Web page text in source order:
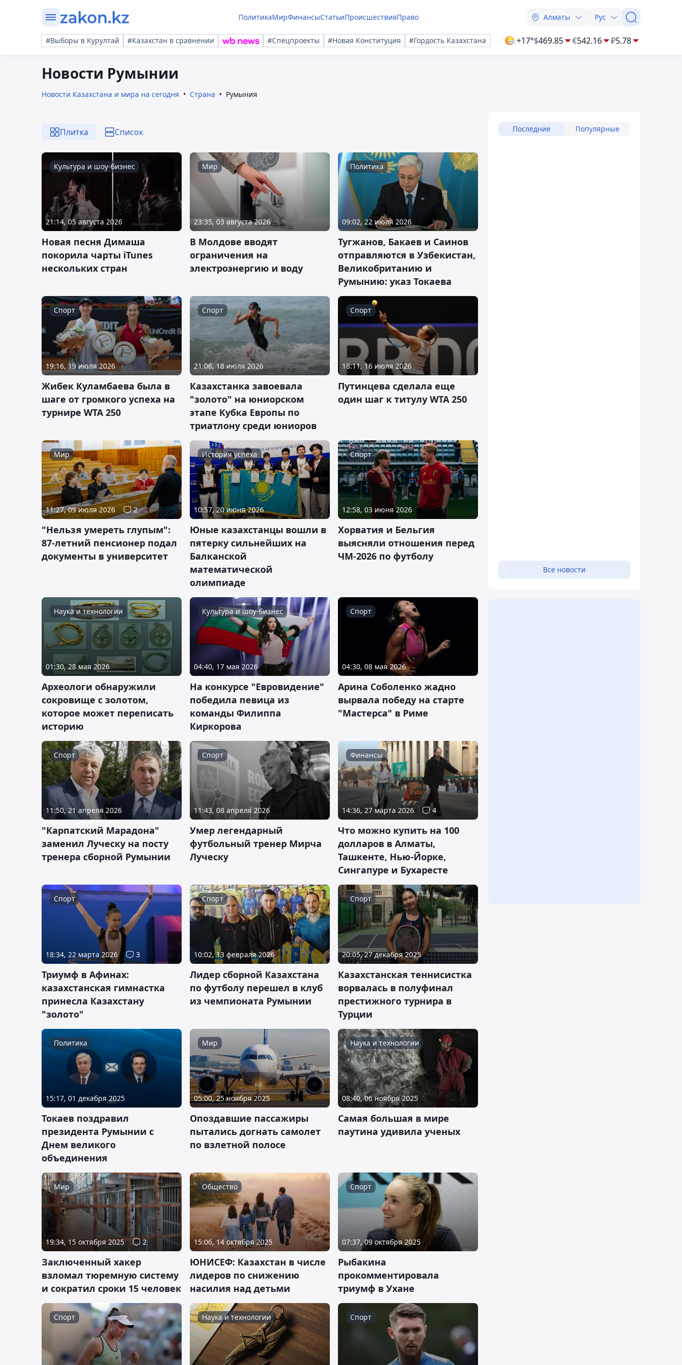
ПолитикаМирФинансыСтатьиПроисшествияПраво Алматы Рус
#Выборы в Курултай #Казахстан в сравнении #Спецпроекты #Новая Конституция #Гордость Казахстана +17°$469.85 €542.16 ₽5.78
Новости Румынии
Новости Казахстана и мира на сегодня Страна Румыния
Плитка Список
Культура и шоу-бизнес
21:14, 05 августа 2026
Новая песня Димаша
покорила чарты iTunes
нескольких стран
Мир
23:35, 03 августа 2026
В Молдове вводят
ограничения на
электроэнергию и воду
Политика
09:02, 22 июля 2026
Тугжанов, Бакаев и Саинов
отправляются в Узбекистан,
Великобританию и
Румынию: указ Токаева
Спорт
19:16, 19 июля 2026
Жибек Куламбаева была в
шаге от громкого успеха на
турнире WTA 250
Спорт
21:06, 18 июля 2026
Казахстанка завоевала
"золото" на юниорском
этапе Кубка Европы по
триатлону среди юниоров
Спорт
18:11, 16 июля 2026
Путинцева сделала еще
один шаг к титулу WTA 250
Мир
11:27, 09 июля 2026 2
"Нельзя умереть глупым":
87-летний пенсионер подал
документы в университет
История успеха
10:57, 20 июня 2026
Юные казахстанцы вошли в
пятерку сильнейших на
Балканской
математической
олимпиаде
Спорт
12:58, 03 июня 2026
Хорватия и Бельгия
выясняли отношения перед
ЧМ-2026 по футболу
Наука и технологии
01:30, 28 мая 2026
Археологи обнаружили
сокровище с золотом,
которое может переписать
историю
Культура и шоу-бизнес
04:40, 17 мая 2026
На конкурсе "Евровидение"
победила певица из
команды Филиппа
Киркорова
Спорт
04:30, 08 мая 2026
Арина Соболенко жадно
вырвала победу на старте
"Мастерса" в Риме
Спорт
11:50, 21 апреля 2026
"Карпатский Марадона"
заменил Луческу на посту
тренера сборной Румынии
Спорт
11:43, 08 апреля 2026
Умер легендарный
футбольный тренер Мирча
Луческу
Финансы
14:36, 27 марта 2026 4
Что можно купить на 100
долларов в Алматы,
Ташкенте, Нью-Йорке,
Сингапуре и Бухаресте
Спорт
18:34, 22 марта 2026 3
Триумф в Афинах:
казахстанская гимнастка
принесла Казахстану
"золото"
Спорт
10:02, 13 февраля 2026
Лидер сборной Казахстана
по футболу перешел в клуб
из чемпионата Румынии
Спорт
20:05, 27 декабря 2025
Казахстанская теннисистка
ворвалась в полуфинал
престижного турнира в
Турции
Политика
15:17, 01 декабря 2025
Токаев поздравил
президента Румынии с
Днем великого
объединения
Мир
05:00, 25 ноября 2025
Опоздавшие пассажиры
пытались догнать самолет
по взлетной полосе
Наука и технологии
08:40, 06 ноября 2025
Самая большая в мире
паутина удивила ученых
Мир
19:34, 15 октября 2025 2
Заключенный хакер
взломал тюремную систему
и сократил сроки 15 человек
Общество
15:06, 14 октября 2025
ЮНИСЕФ: Казахстан в числе
лидеров по снижению
насилия над детьми
Спорт
07:37, 09 октября 2025
Рыбакина
прокомментировала
триумф в Ухане
Спорт Наука и технологии Спорт
Последние Популярные
Все новости